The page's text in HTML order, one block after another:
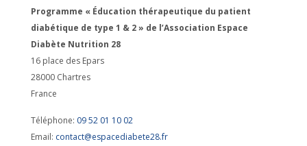
Programme « Éducation thérapeutique du patient
diabétique de type 1 & 2 » de l’Association Espace
Diabète Nutrition 28
16 place des Epars
28000 Chartres
France
Téléphone: 09 52 01 10 02
Email: contact@espacediabete28.fr